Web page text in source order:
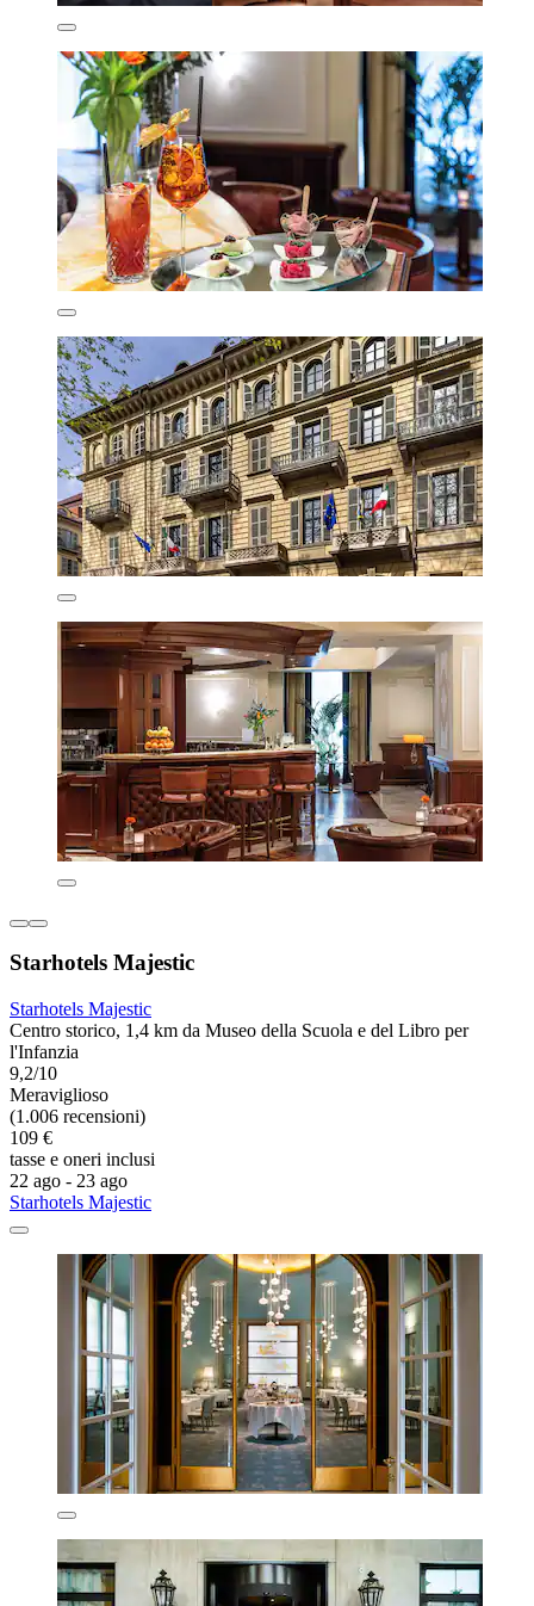
Starhotels Majestic
Starhotels Majestic
Centro storico, 1,4 km da Museo della Scuola e del Libro per
l'Infanzia
9,2/10
Meraviglioso
(1.006 recensioni)
109 €
tasse e oneri inclusi
22 ago - 23 ago
Starhotels Majestic